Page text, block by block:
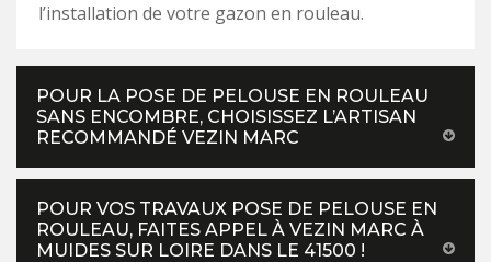
l’installation de votre gazon en rouleau.
POUR LA POSE DE PELOUSE EN ROULEAU
SANS ENCOMBRE, CHOISISSEZ L’ARTISAN
RECOMMANDÉ VEZIN MARC
POUR VOS TRAVAUX POSE DE PELOUSE EN
ROULEAU, FAITES APPEL À VEZIN MARC À
MUIDES SUR LOIRE DANS LE 41500 !